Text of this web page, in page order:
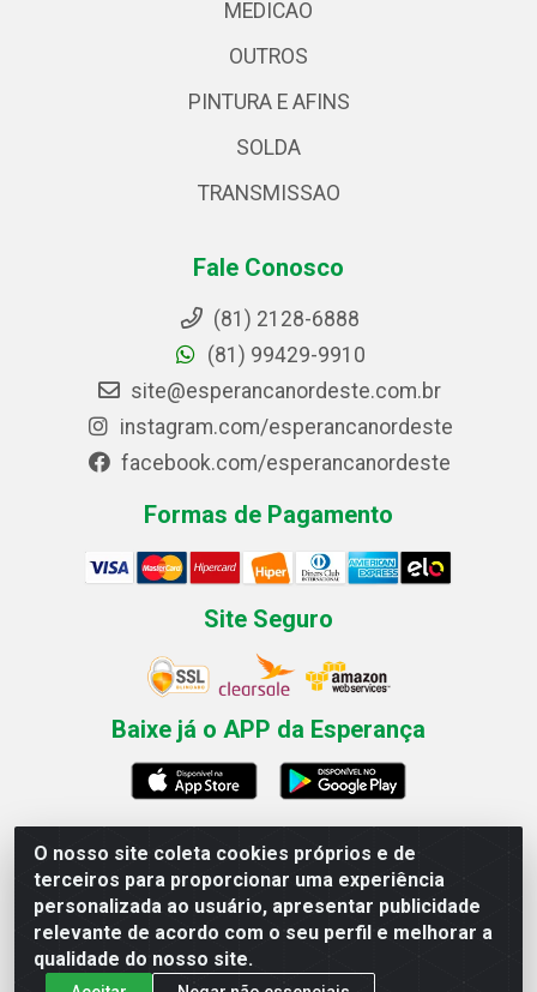
O nosso site coleta cookies próprios e de
terceiros para proporcionar uma experiência
personalizada ao usuário, apresentar publicidade
relevante de acordo com o seu perfil e melhorar a
qualidade do nosso site.
MEDICAO
OUTROS
PINTURA E AFINS
SOLDA
TRANSMISSAO
Fale Conosco
(81) 2128-6888
(81) 99429-9910
site@esperancanordeste.com.br
instagram.com/esperancanordeste
facebook.com/esperancanordeste
Formas de Pagamento
Site Seguro
Baixe já o APP da Esperança
Esperança Nordeste - Rua Professor Caldas Filho, 291 -
Estância - Recife / PE CEP: 50771-335 - CNPJ
03.666.136/0001-23